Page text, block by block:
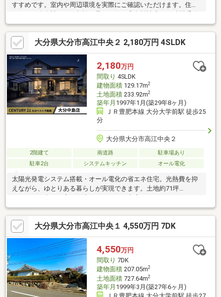
すすめです。室内や周辺環境を実際にご確認いただけます。住宅
中！お気軽にお問い合わせください。◎内覧希望の方は、【見学
予約する】ボタンから日程を指定して予約！土日祝日のご案内は
もちろんOK！（9：00～18：00）◎他の気になる物件もまとめて
ご案内可能です！お急ぎの方は、【0120-3377-14】までご連絡く
ださい♪理想のマイホーム探しをチームリノハウスが親切・丁寧に
サポートします。
大分県大分市高江中央２ 2,180万円 4SLDK
2,180万円
間取り 4SLDK
建物面積129.17m2
土地面積233.92m2
築年月 1997年1月(築29年8ヶ月)
ＪＲ豊肥本線 大分大学前駅 徒歩25
分
大分県大分市高江中央２
2階建て 南道路
駐車場あり
駐車2台
システムキッチン オール電化
太陽光発電システム搭載・オール電化の省エネ住宅。光熱費を抑
えながら、ゆとりある暮らしが実現できます。土地約71坪
ーゼット完備！約17.5帖の広々LDKをはじめ、全居室に収納を備
えており、家族それぞれのプライベート空間もしっかり確保でき
ます。カースペース2台分確保済み。バス停徒歩3分・近隣スーパ
ー徒歩10分以内と日常生活に便利な環境◎小学校・中学校も近
く、お子様のいるご家族にも安心の住環境です。空き家のため、
ご購入後すぐにご入居いただけます！お気軽にお問い合わせくだ
さい。
大分県大分市高江中央１ 4,550万円 7DK
4,550万円
間取り 7DK
建物面積207.05m2
土地面積727.64m2
築年月 1999年3月(築27年6ヶ月)